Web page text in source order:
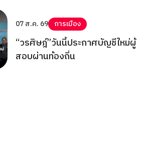
07 ส.ค. 69 การเมือง
“วรศิษฎ์”วันนี้ประกาศบัญชีใหม่ผู้
สอบผ่านท้องถิ่น